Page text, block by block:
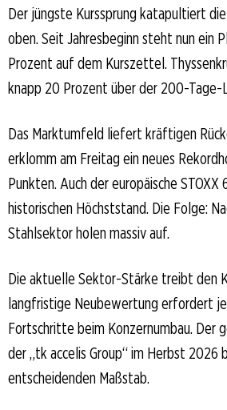
Der jüngste Kurssprung katapultiert
oben. Seit Jahresbeginn steht nun ein
Prozent auf dem Kurszettel.
knapp 20 Prozent über der 200-Tage-
Das Marktumfeld liefert kräftigen
erklomm am Freitag ein neues
Punkten. Auch der europäische
historischen Höchststand. Die Folge:
Stahlsektor holen massiv auf.
Die aktuelle Sektor-Stärke treibt den
langfristige Neubewertung erfordert
Fortschritte beim Konzernumbau. Der
der „tk accelis Group“ im Herbst 2026
entscheidenden Maßstab.